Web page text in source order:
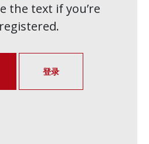
the text if you’re
登录